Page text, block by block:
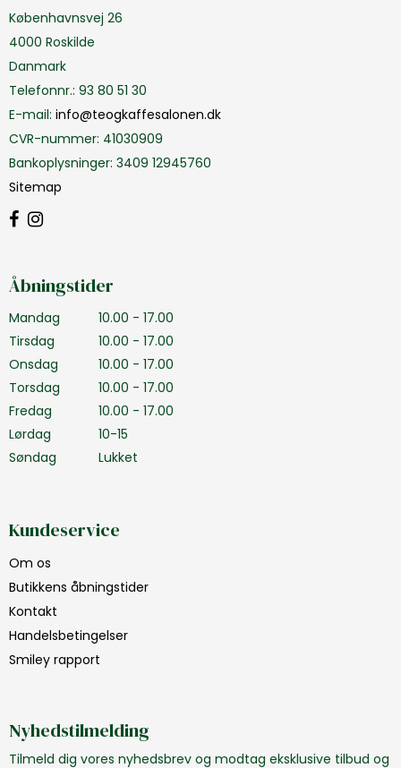
Københavnsvej 26
4000 Roskilde
Danmark
Telefonnr.: 93 80 51 30
E-mail: info@teogkaffesalonen.dk
CVR-nummer: 41030909
Bankoplysninger: 3409 12945760
Sitemap
Åbningstider
Mandag
10.00 - 17.00
Tirsdag
10.00 - 17.00
Onsdag
10.00 - 17.00
Torsdag
10.00 - 17.00
Fredag
10.00 - 17.00
Lørdag
10-15
Søndag
Lukket
Kundeservice
Om os
Butikkens åbningstider
Kontakt
Handelsbetingelser
Smiley rapport
Nyhedstilmelding
Tilmeld dig vores nyhedsbrev og modtag eksklusive tilbud og